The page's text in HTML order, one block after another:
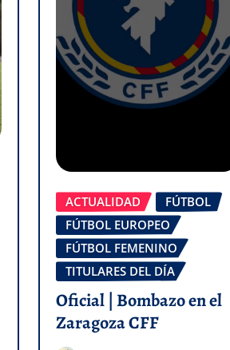
ACTUALIDAD
FÚTBOL
FÚTBOL EUROPEO
FÚTBOL FEMENINO
TITULARES DEL DÍA
Oficial | Bombazo en el
Zaragoza CFF